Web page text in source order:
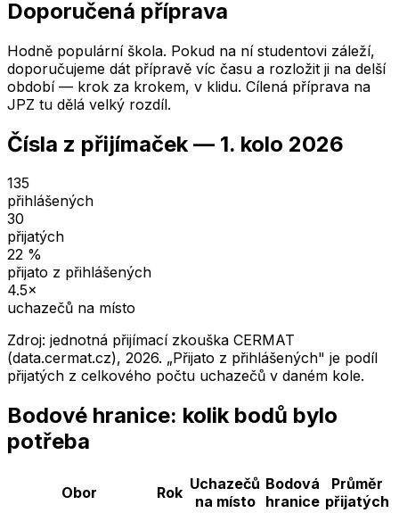
Doporučená příprava
Hodně populární škola. Pokud na ní studentovi záleží,
doporučujeme dát přípravě víc času a rozložit ji na delší
období — krok za krokem, v klidu. Cílená příprava na
JPZ tu dělá velký rozdíl.
Čísla z přijímaček — 1. kolo 2026
135
přihlášených
30
přijatých
22 %
přijato z přihlášených
4.5×
uchazečů na místo
Zdroj: jednotná přijímací zkouška CERMAT
(data.cermat.cz), 2026. „Přijato z přihlášených" je podíl
přijatých z celkového počtu uchazečů v daném kole.
Bodové hranice: kolik bodů bylo
potřeba
Obor Rok Uchazečů
na místo
Bodová
hranice
Průměr
přijatých